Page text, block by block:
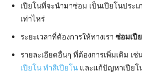
เปียโนที่จะนำมาซ่อม เป็นเปียโนประ
เท่าไหร่
ระยะเวลาที่ต้องการให้ทางเรา ซ่อมเปี
รายละเอียดอื่นๆ ที่ต้องการเพิ่มเติม เช่
เปียโน ทำสีเปียโน และแก้ปัญหาเปียโ